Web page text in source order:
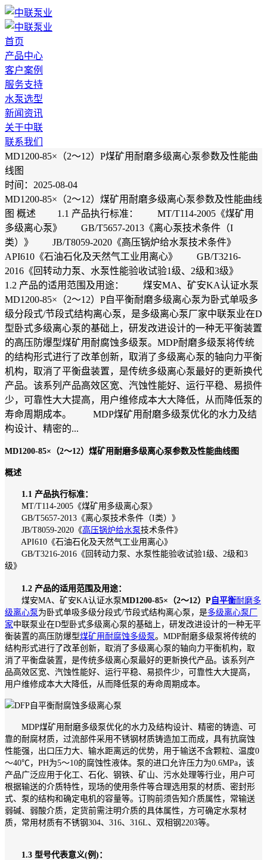
首页
产品中心
客户案例
服务支持
水泵选型
新闻资讯
关于中联
联系我们
MD1200-85×（2～12）P煤矿用耐磨多级离心泵参数及性能曲
线图
时间：2025-08-04
MD1200-85×（2～12）煤矿用耐磨多级离心泵参数及性能曲线
图 概述 1.1 产品执行标准： MT/T114-2005《煤矿用
多级离心泵》 GB/T5657-2013《离心泵技术条件（I
类）》 JB/T8059-2020《高压锅炉给水泵技术条件》
API610《石油石化及天然气工业用离心》 GB/T3216-
2016《回转动力泵、水泵性能验收试验1级、2级和3级》
1.2 产品的适用范围及用途： 煤安MA、矿安KA认证水泵
MD1200-85×（2～12）P自平衡耐磨多级离心泵为卧式单吸多
级分段式/节段式结构离心泵，是多级离心泵厂家中联泵业在D
型卧式多级离心泵的基础上，研发改进设计的一种无平衡装置
的高压防爆型煤矿用耐腐蚀多级泵。MDP耐磨多级泵将传统
的结构形式进行了改革创新，取消了多级离心泵的轴向力平衡
机构，取消了平衡盘装置，是传统多级离心泵最好的更新换代
产品。该系列产品高效区宽、汽蚀性能好、运行平稳、易损件
少，可靠性大大提高，用户维修成本大大降低，从而降低泵的
寿命周期成本。 MDP煤矿用耐磨多级泵优化的水力及结
构设计、精密的...
MD1200-85×（2～12）煤矿用耐磨多级离心泵参数及性能曲线图
概述
1.1 产品执行标准：
MT/T114-2005《煤矿用多级离心泵》
GB/T5657-2013《离心泵技术条件（I类）》
JB/T8059-2020《高压锅炉给水泵技术条件》
API610《石油石化及天然气工业用离心》
GB/T3216-2016《回转动力泵、水泵性能验收试验1级、2级和3
级》
1.2 产品的适用范围及用途：
煤安MA、矿安KA认证水泵MD1200-85×（2～12）P 自平衡耐磨多
级离心泵 为卧式单吸多级分段式/节段式结构离心泵，是多级离心泵厂
家中联泵业在D型卧式多级离心泵的基础上，研发改进设计的一种无平
衡装置的高压防爆型煤矿用耐腐蚀多级泵。MDP耐磨多级泵将传统的
结构形式进行了改革创新，取消了多级离心泵的轴向力平衡机构，取
消了平衡盘装置，是传统多级离心泵最好的更新换代产品。该系列产
品高效区宽、汽蚀性能好、运行平稳、易损件少，可靠性大大提高，
用户维修成本大大降低，从而降低泵的寿命周期成本。
MDP煤矿用耐磨多级泵优化的水力及结构设计、精密的铸造、可
靠的耐腐材质，过流部件采用不锈钢材质铸造加工而成，具有抗腐蚀
性能强，出口压力大、输水距离远的优势，用于输送不含颗粒、温度0
～40℃，PH为5～10的腐蚀性液体。泵的进口允许压力为0.6MPa，该
产品广泛应用于化工、石化、钢铁、矿山、污水处理等行业，用户可
根据输送的介质特性，现场的使用条件等合理选用泵的材质、密封形
式、泵的结构和确定电机的容量等。订购前须告知介质属性，常输送
弱碱、弱酸介质，定货前需注明介质的具体属性，方可确定水泵材
质，常用材质有不锈钢304、316、316L、双相钢2203等。
1.3 型号代表意义(例)：